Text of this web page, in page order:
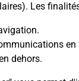
Les
dehors.